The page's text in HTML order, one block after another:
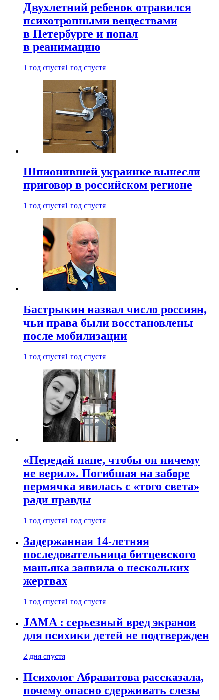
Двухлетний ребенок отравился
психотропными веществами
в Петербурге и попал
в реанимацию
1 год спустя1 год спустя
Шпионившей украинке вынесли
приговор в российском регионе
1 год спустя1 год спустя
Бастрыкин назвал число россиян,
чьи права были восстановлены
после мобилизации
1 год спустя1 год спустя
«Передай папе, чтобы он ничему
не верил». Погибшая на заборе
пермячка явилась с «того света»
ради правды
1 год спустя1 год спустя
Задержанная 14-летняя
последовательница битцевского
маньяка заявила о нескольких
жертвах
1 год спустя1 год спустя
JAMA : серьезный вред экранов
для психики детей не подтвержден
2 дня спустя
Психолог Абравитова рассказала,
почему опасно сдерживать слезы